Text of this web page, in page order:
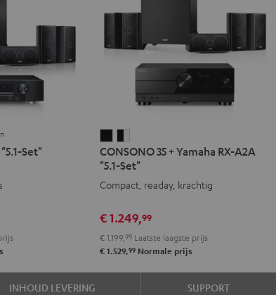
Set"
35
+
Yamaha
A2A
"5.1-
Set"
Zwart
35
+
Yamaha
A2A
"5.1-
Set"
Zwart/wit
CONSONO 35 + Yamaha RX-A2A
"5.1-Set"
Compact, readay, krachtig
€ 1.249,99
€ 1.199,99 Laatste laagste prijs
€ 1.529,99 Normale prijs
INHOUD LEVERING SUPPORT